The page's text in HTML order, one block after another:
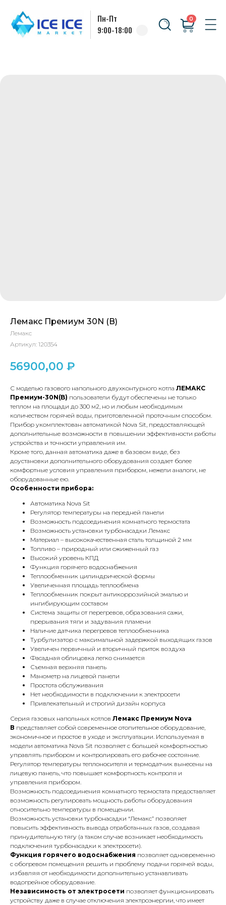
9:00-18:00
Лемакс Премиум 30N (В)
Лемакс
Артикул: 120354
56900,00 ₽
С моделью газового напольного двухконтурного котла ЛЕМАКС
Премиум-30N(B) пользователи будут обеспечены не только
теплом на площади до 300 м2, но и любым необходимым
количеством горячей воды, приготовленной проточным способом.
Прибор укомплектован автоматикой Nova Sit, предоставляющей
дополнительные возможности в повышении эффективности работы
устройства и точности управления им.
Кроме того, данная автоматика даже в базовом виде, без
доустановки дополнительного оборудования создает более
комфортные условия управления прибором, нежели аналоги, не
оборудованные ею.
Особенности прибора:
Автоматика Nova Sit
Регулятор температуры на передней панели
Возможность подсоединения комнатного термостата
Возможность установки турбонасадки Лемакс
Материал – высококачественная сталь толщиной 2 мм
Топливо – природный или сжиженный газ
Высокий уровень КПД
Функция горячего водоснабжения
Теплообменник цилиндрической формы
Увеличенная площадь теплообмена
Теплообменник покрыт антикоррозийной эмалью и
ингибирующим составом
Система защиты от перегревов, образования сажи,
прерывания тяги и задувания пламени
Наличие датчика перегревов теплообменника
Турбулизатор с максимальной задержкой выходящих газов
Увеличен первичный и вторичный приток воздуха
Фасадная облицовка легко снимается
Съемная верхняя панель
Манометр на лицевой панели
Простота обслуживания
Нет необходимости в подключении к электросети
Привлекательный и строгий дизайн корпуса
Серия газовых напольных котлов Лемакс Премиум Nova
В представляет собой современное отопительное оборудование,
экономичное и простое в уходе и эксплуатации. Используемая в
модели автоматика Nova Sit позволяет с большей комфортностью
управлять прибором и контролировать его рабочее состояние.
Регулятор температуры теплоносителя и термодатчик вынесены на
лицевую панель, что повышает комфортность контроля и
управления прибором.
Возможность подсоединения комнатного термостата предоставляет
возможность регулировать мощность работы оборудования
относительно температуры в помещении.
Возможность установки турбонасадки “Лемакс” позволяет
повысить эффективность вывода отработанных газов, создавая
принудительную тягу (а таком случае возникает необходимость
подключения турбонасадки к электросети).
Функция горячего водоснабжения позволяет одновременно
с обогревом помещения решить и проблему подачи горячей воды,
избавляя от необходимости дополнительно устанавливать
водогрейное оборудование.
Независимость от электросети позволяет функционировать
устройству даже в случае отключения электроэнергии, что имеет